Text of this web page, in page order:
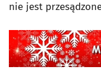
nie jest